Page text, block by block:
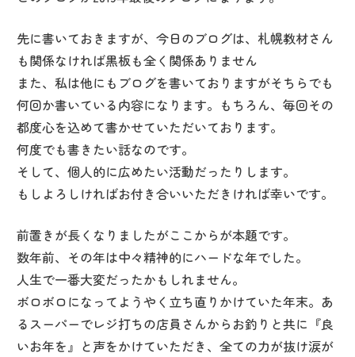
先に書いておきますが、今日のブログは、札幌教材さん
も関係なければ黒板も全く関係ありません
また、私は他にもブログを書いておりますがそちらでも
何回か書いている内容になります。もちろん、毎回その
都度心を込めて書かせていただいております。
何度でも書きたい話なのです。
そして、個人的に広めたい活動だったりします。
もしよろしければお付き合いいただきければ幸いです。
前置きが長くなりましたがここからが本題です。
数年前、その年は中々精神的にハードな年でした。
人生で一番大変だったかもしれません。
ボロボロになってようやく立ち直りかけていた年末。あ
るスーパーでレジ打ちの店員さんからお釣りと共に『良
いお年を』と声をかけていただき、全ての力が抜け涙が